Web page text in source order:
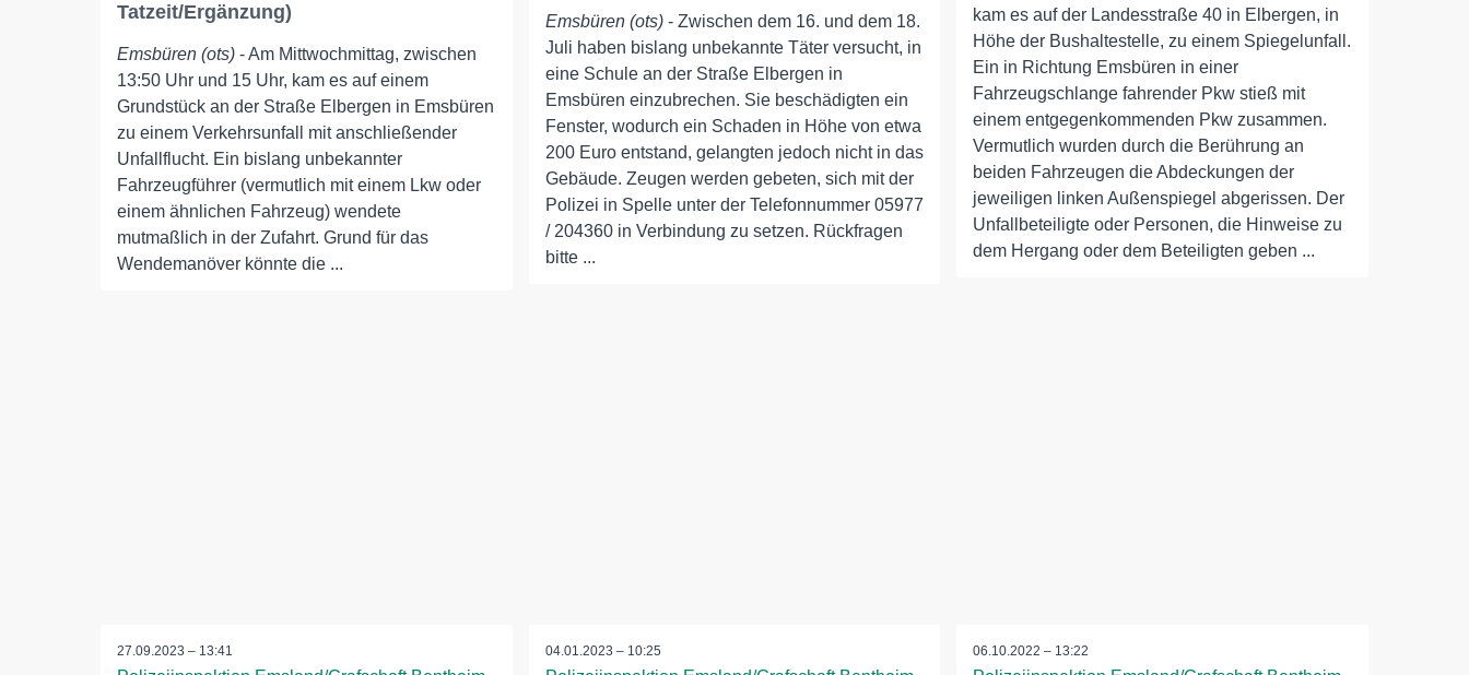
Tatzeit/Ergänzung)
Emsbüren (ots) - Am Mittwochmittag, zwischen
13:50 Uhr und 15 Uhr, kam es auf einem
Grundstück an der Straße Elbergen in Emsbüren
zu einem Verkehrsunfall mit anschließender
Unfallflucht. Ein bislang unbekannter
Fahrzeugführer (vermutlich mit einem Lkw oder
einem ähnlichen Fahrzeug) wendete
mutmaßlich in der Zufahrt. Grund für das
Wendemanöver könnte die ...
Emsbüren (ots)- Zwischen dem 16. und dem 18.
Juli haben bislang unbekannte Täter versucht, in
eine Schule an der Straße Elbergen in
Emsbüren einzubrechen. Sie beschädigten ein
Fenster, wodurch ein Schaden in Höhe von etwa
200 Euro entstand, gelangten jedoch nicht in das
Gebäude. Zeugen werden gebeten, sich mit der
Polizei in Spelle unter der Telefonnummer 05977
/ 204360 in Verbindung zu setzen. Rückfragen
bitte ...
kam es auf der Landesstraße 40 in Elbergen, in
Höhe der Bushaltestelle, zu einem Spiegelunfall.
Ein in Richtung Emsbüren in einer
Fahrzeugschlange fahrender Pkw stieß mit
einem entgegenkommenden Pkw zusammen.
Vermutlich wurden durch die Berührung an
beiden Fahrzeugen die Abdeckungen der
jeweiligen linken Außenspiegel abgerissen. Der
Unfallbeteiligte oder Personen, die Hinweise zu
dem Hergang oder dem Beteiligten geben ...
27.09.2023 – 13:41 04.01.2023 – 10:25 06.10.2022 – 13:22